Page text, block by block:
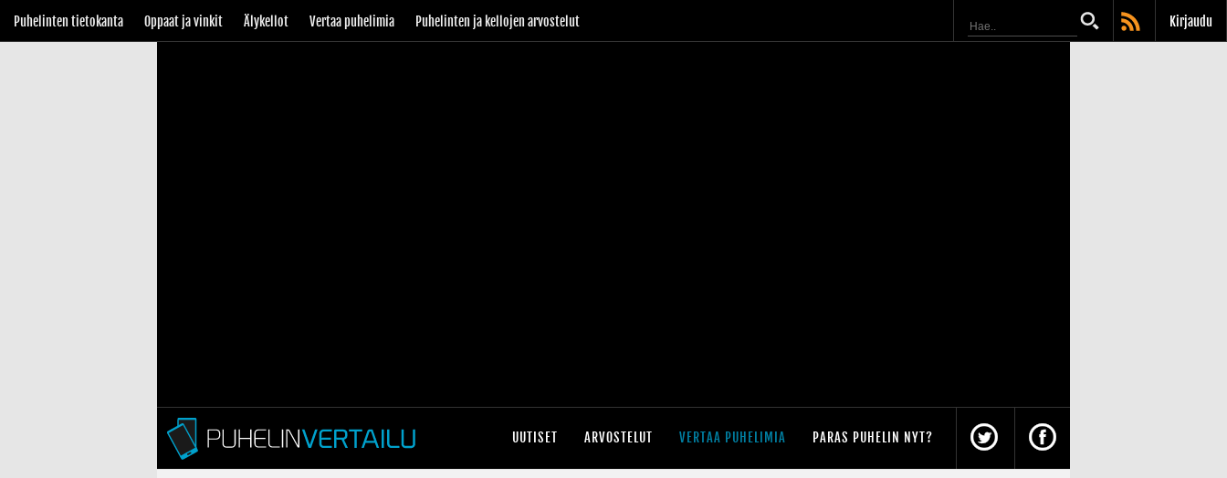
Puhelinten tietokanta Oppaat ja vinkit Älykellot Vertaa puhelimia Puhelinten ja kellojen arvostelut Kirjaudu
UUTISET ARVOSTELUT VERTAA PUHELIMIA PARAS PUHELIN NYT?